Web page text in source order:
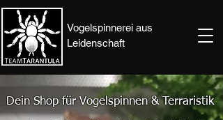
Vogelspinnerei aus
Leidenschaft
Dein Shop für Vogelspinnen & Terraristik